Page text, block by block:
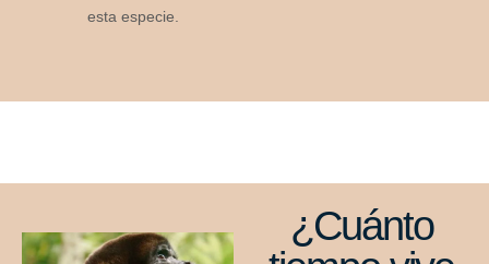
esta especie.
¿Cuánto